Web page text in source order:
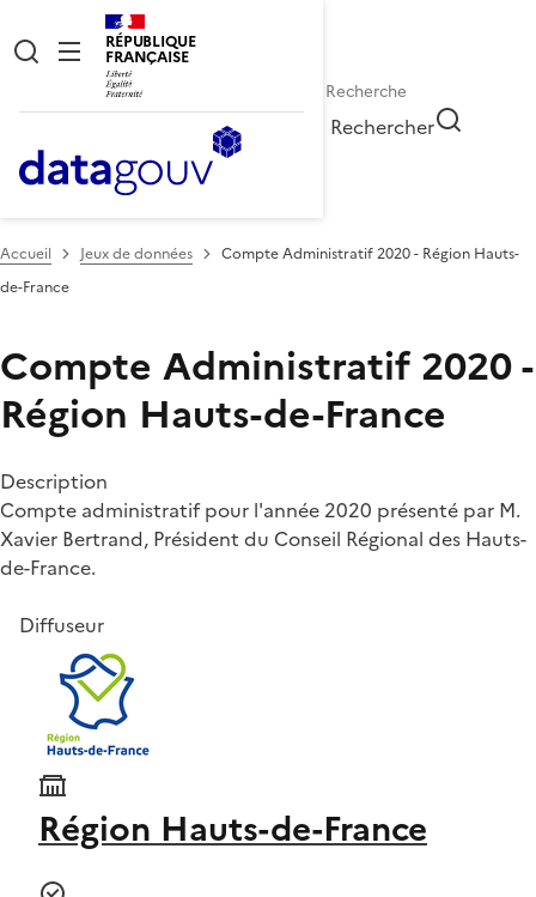
RÉPUBLIQUE
FRANÇAISE
Rechercher
Accueil Jeux de données
Compte Administratif 2020 - Région Hauts-
de-France
Compte Administratif 2020 -
Région Hauts-de-France
Description
Compte administratif pour l'année 2020 présenté par M.
Xavier Bertrand, Président du Conseil Régional des Hauts-
de-France.
Diffuseur
Région Hauts-de-France